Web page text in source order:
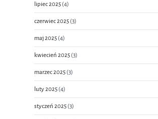
lipiec 2025 (4)
czerwiec 2025 (3)
maj 2025 (4)
kwiecień 2025 (3)
marzec 2025 (3)
luty 2025 (4)
styczeń 2025 (3)